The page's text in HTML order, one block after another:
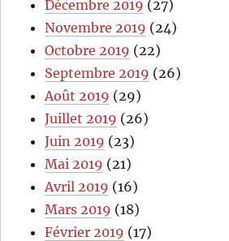
Décembre 2019 (27)
Novembre 2019 (24)
Octobre 2019 (22)
Septembre 2019 (26)
Août 2019 (29)
Juillet 2019 (26)
Juin 2019 (23)
Mai 2019 (21)
Avril 2019 (16)
Mars 2019 (18)
Février 2019 (17)